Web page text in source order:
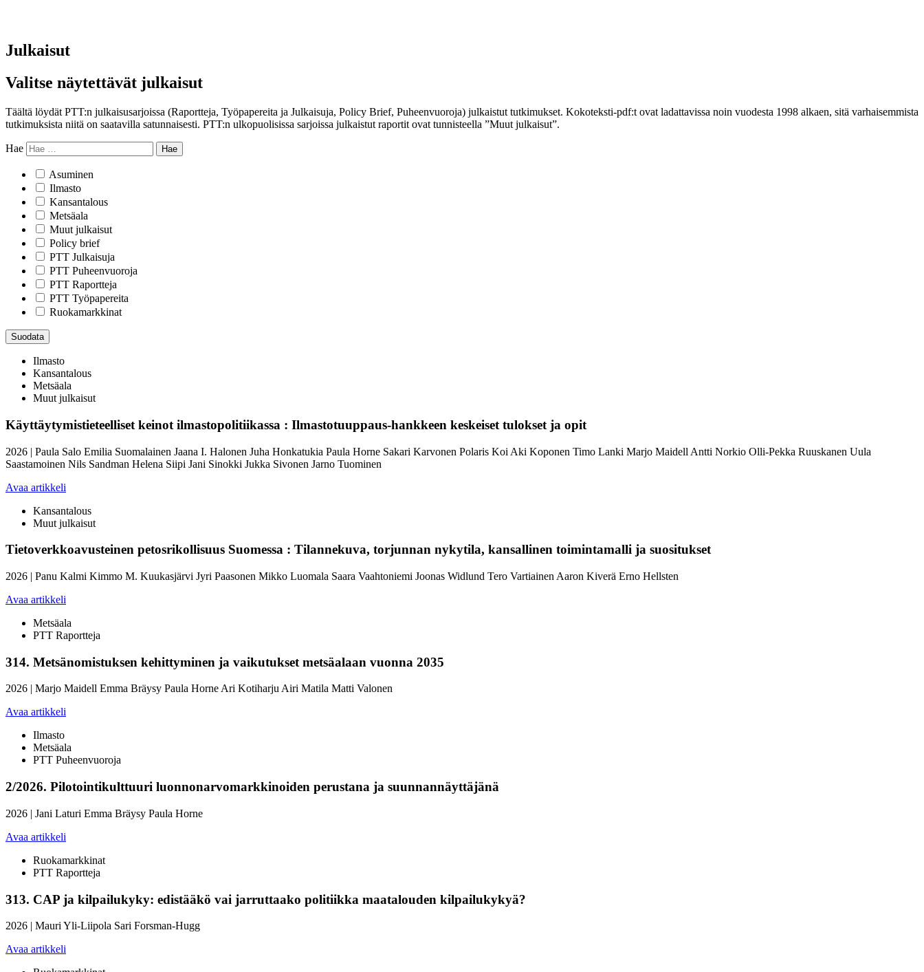
Julkaisut
Valitse näytettävät julkaisut
Täältä löydät PTT:n julkaisusarjoissa (Raportteja, Työpapereita ja Julkaisuja, Policy Brief, Puheenvuoroja) julkaistut tutkimukset. Kokoteksti-pdf:t ovat ladattavissa noin vuodesta 1998 alkaen, sitä varhaisemmista
tutkimuksista niitä on saatavilla satunnaisesti. PTT:n ulkopuolisissa sarjoissa julkaistut raportit ovat tunnisteella ”Muut julkaisut”.
Hae
Asuminen
Ilmasto
Kansantalous
Metsäala
Muut julkaisut
Policy brief
PTT Julkaisuja
PTT Puheenvuoroja
PTT Raportteja
PTT Työpapereita
Ruokamarkkinat
Ilmasto
Kansantalous
Metsäala
Muut julkaisut
Käyttäytymistieteelliset keinot ilmastopolitiikassa : Ilmastotuuppaus-hankkeen keskeiset tulokset ja opit
2026 | Paula Salo Emilia Suomalainen Jaana I. Halonen Juha Honkatukia Paula Horne Sakari Karvonen Polaris Koi Aki Koponen Timo Lanki Marjo Maidell Antti Norkio Olli-Pekka Ruuskanen Uula
Saastamoinen Nils Sandman Helena Siipi Jani Sinokki Jukka Sivonen Jarno Tuominen
Avaa artikkeli
Kansantalous
Muut julkaisut
Tietoverkkoavusteinen petosrikollisuus Suomessa : Tilannekuva, torjunnan nykytila, kansallinen toimintamalli ja suositukset
2026 | Panu Kalmi Kimmo M. Kuukasjärvi Jyri Paasonen Mikko Luomala Saara Vaahtoniemi Joonas Widlund Tero Vartiainen Aaron Kiverä Erno Hellsten
Avaa artikkeli
Metsäala
PTT Raportteja
314. Metsänomistuksen kehittyminen ja vaikutukset metsäalaan vuonna 2035
2026 | Marjo Maidell Emma Bräysy Paula Horne Ari Kotiharju Airi Matila Matti Valonen
Avaa artikkeli
Ilmasto
Metsäala
PTT Puheenvuoroja
2/2026. Pilotointikulttuuri luonnonarvomarkkinoiden perustana ja suunnannäyttäjänä
2026 | Jani Laturi Emma Bräysy Paula Horne
Avaa artikkeli
Ruokamarkkinat
PTT Raportteja
313. CAP ja kilpailukyky: edistääkö vai jarruttaako politiikka maatalouden kilpailukykyä?
2026 | Mauri Yli-Liipola Sari Forsman-Hugg
Avaa artikkeli